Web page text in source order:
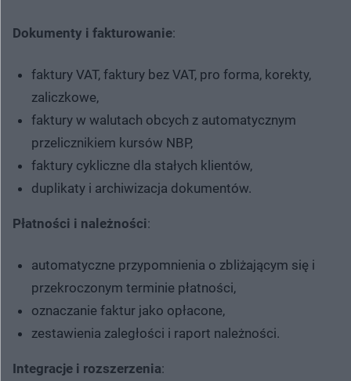
Dokumenty i fakturowanie:
faktury VAT, faktury bez VAT, pro forma, korekty,
zaliczkowe,
faktury w walutach obcych z automatycznym
przelicznikiem kursów NBP,
faktury cykliczne dla stałych klientów,
duplikaty i archiwizacja dokumentów.
Płatności i należności:
automatyczne przypomnienia o zbliżającym się i
przekroczonym terminie płatności,
oznaczanie faktur jako opłacone,
zestawienia zaległości i raport należności.
Integracje i rozszerzenia: